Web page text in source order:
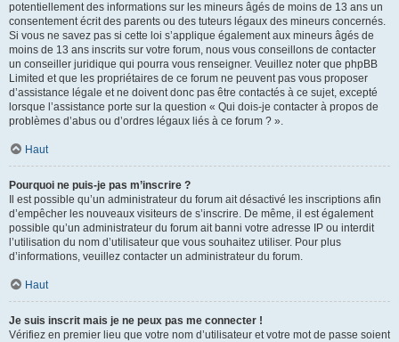
potentiellement des informations sur les mineurs âgés de moins de 13 ans un
consentement écrit des parents ou des tuteurs légaux des mineurs concernés.
Si vous ne savez pas si cette loi s’applique également aux mineurs âgés de
moins de 13 ans inscrits sur votre forum, nous vous conseillons de contacter
un conseiller juridique qui pourra vous renseigner. Veuillez noter que phpBB
Limited et que les propriétaires de ce forum ne peuvent pas vous proposer
d’assistance légale et ne doivent donc pas être contactés à ce sujet, excepté
lorsque l’assistance porte sur la question « Qui dois-je contacter à propos de
problèmes d’abus ou d’ordres légaux liés à ce forum ? ».
Haut
Pourquoi ne puis-je pas m’inscrire ?
Il est possible qu’un administrateur du forum ait désactivé les inscriptions afin
d’empêcher les nouveaux visiteurs de s’inscrire. De même, il est également
possible qu’un administrateur du forum ait banni votre adresse IP ou interdit
l’utilisation du nom d’utilisateur que vous souhaitez utiliser. Pour plus
d’informations, veuillez contacter un administrateur du forum.
Haut
Je suis inscrit mais je ne peux pas me connecter !
Vérifiez en premier lieu que votre nom d’utilisateur et votre mot de passe soient